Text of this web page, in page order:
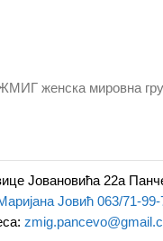
женска мировна
Јовановића 22а
Јовић 063/71-
: